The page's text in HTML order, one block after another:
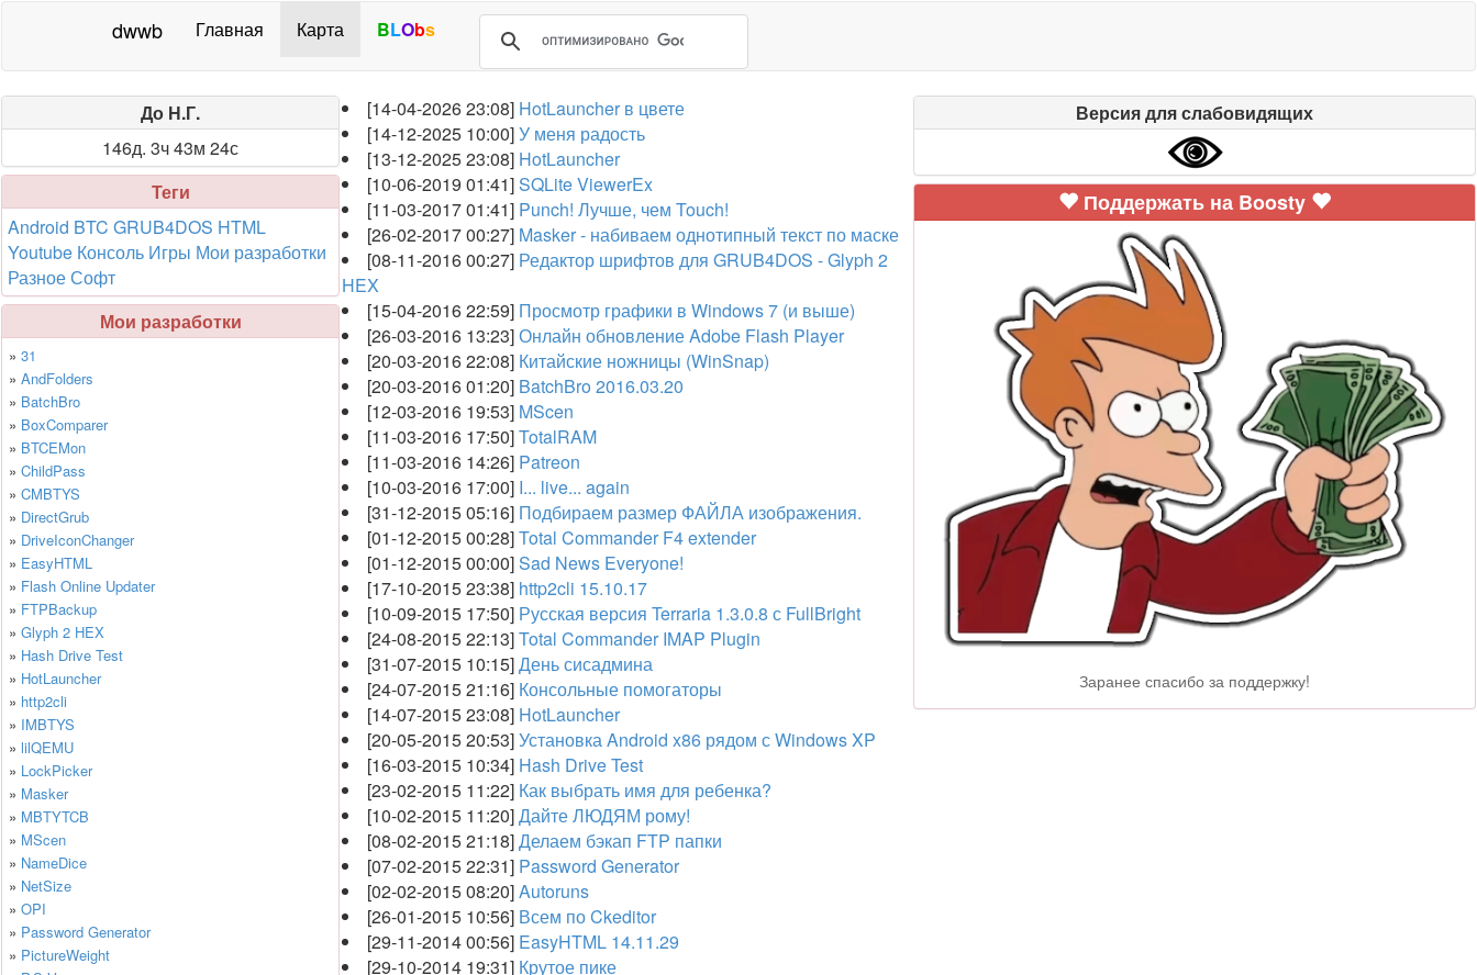
dwwb Главная Карта BLObs
До Н.Г.
146д. 3ч 43м 23с
Теги
Android BTC GRUB4DOS HTML
Youtube Консоль Игры Мои разработки
РазноеСофт
Мои разработки
» 31
» AndFolders
» BatchBro
» BoxComparer
» BTCEMon
» ChildPass
» CMBTYS
» DirectGrub
» DriveIconChanger
» EasyHTML
» Flash Online Updater
» FTPBackup
» Glyph 2 HEX
» Hash Drive Test
» HotLauncher
» http2cli
» IMBTYS
» lilQEMU
» LockPicker
» Masker
» MBTYTCB
» MScen
» NameDice
» NetSize
» OPI
» Password Generator
» PictureWeight
[14-04-2026 23:08] HotLauncher в цвете
[14-12-2025 10:00]У меня радость
[13-12-2025 23:08] HotLauncher
[10-06-2019 01:41]SQLite ViewerEx
[11-03-2017 01:41] Punch! Лучше, чем Touch!
[26-02-2017 00:27] Masker - набиваем однотипный текст по маске
[08-11-2016 00:27] Редактор шрифтов для GRUB4DOS - Glyph 2
HEX
[15-04-2016 22:59] Просмотр графики в Windows 7 (и выше)
[26-03-2016 13:23]Онлайн обновление Adobe Flash Player
[20-03-2016 22:08] Китайские ножницы (WinSnap)
[20-03-2016 01:20] BatchBro 2016.03.20
[12-03-2016 19:53] MScen
[11-03-2016 17:50]TotalRAM
[11-03-2016 14:26] Patreon
[10-03-2016 17:00] I... live... again
[31-12-2015 05:16] Подбираем размер ФАЙЛА изображения.
[01-12-2015 00:28]Total Commander F4 extender
[01-12-2015 00:00]Sad News Everyone!
[17-10-2015 23:38] http2cli 15.10.17
[10-09-2015 17:50] Русская версия Terraria 1.3.0.8 с FullBright
[24-08-2015 22:13]Total Commander IMAP Plugin
[31-07-2015 10:15]День сисадмина
[24-07-2015 21:16] Консольные помогаторы
[14-07-2015 23:08] HotLauncher
[20-05-2015 20:53]Установка Android x86 рядом с Windows XP
[16-03-2015 10:34] Hash Drive Test
[23-02-2015 11:22] Как выбрать имя для ребенка?
[10-02-2015 11:20]Дайте ЛЮДЯМ рому!
[08-02-2015 21:18]Делаем бэкап FTP папки
[07-02-2015 22:31] Password Generator
[02-02-2015 08:20]Autoruns
[26-01-2015 10:56] Всем по Ckeditor
[29-11-2014 00:56] EasyHTML 14.11.29
[29-10-2014 19:31] Крутое пике
Версия для слабовидящих
Поддержать на Boosty
Заранее спасибо за поддержку!